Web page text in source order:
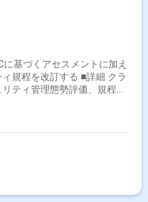
基づくアセスメントに加え
改訂する ■詳細 クラ
ティ管理態勢評価、規程類